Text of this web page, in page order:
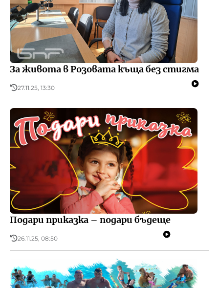
За живота в Розовата къща без стигма
27.11.25, 13:30
Подари приказка – подари бъдеще
26.11.25, 08:50